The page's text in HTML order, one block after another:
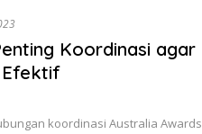
Koordinasi agar
Efektif
koordinasi Australia Awards